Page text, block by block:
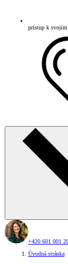
prístup k svojim
+420 601 001
Úvodná stránka